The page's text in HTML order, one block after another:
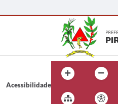
Acessibilidade